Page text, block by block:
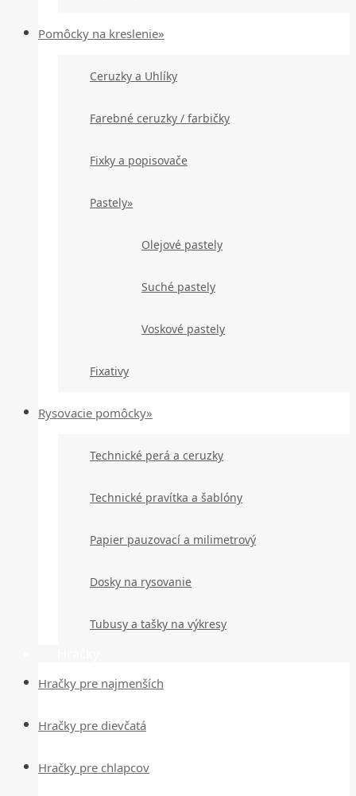
Pomôcky na kreslenie»
Ceruzky a Uhlíky
Farebné ceruzky / farbičky
Fixky a popisovače
Pastely»
Olejové pastely
Suché pastely
Voskové pastely
Fixativy
Rysovacie pomôcky»
Technické perá a ceruzky
Technické pravítka a šablóny
Papier pauzovací a milimetrový
Dosky na rysovanie
Tubusy a tašky na výkresy
Hračky pre najmenších
Hračky pre dievčatá
Hračky pre chlapcov